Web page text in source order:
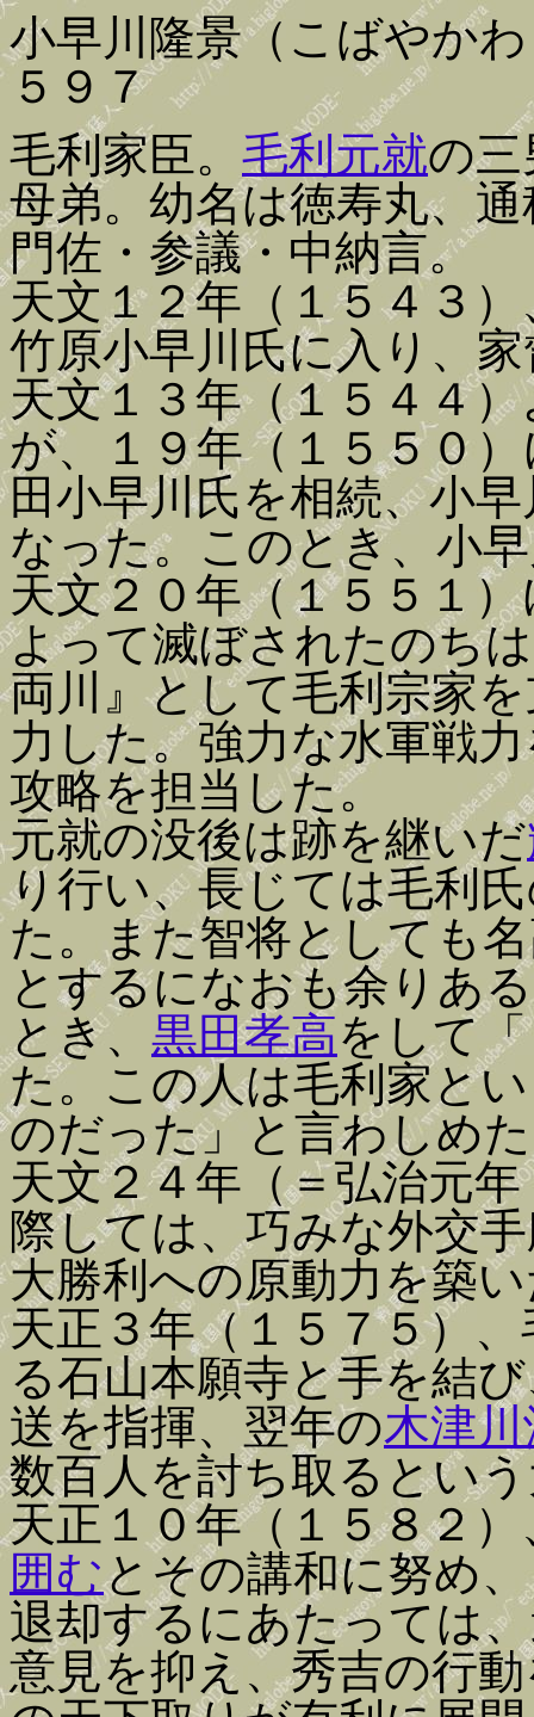
小早川隆景（こばやか
５９７
毛利家臣。 毛利元就の三
母弟。幼名は徳寿丸、
門佐・参議・中納言。
天文１２年（１５４３）
竹原小早川氏に入り、
天文１３年（１５４４
が、１９年（１５５０
田小早川氏を相続、小
なった。このとき、小
天文２０年（１５５１
よって滅ぼされたのち
両川』として毛利宗家
力した。強力な水軍戦
攻略を担当した。
元就の没後は跡を継いだ
り行い、長じては毛利
た。また智将としても
とするになおも余りあ
とき、 黒田孝高をして
た。この人は毛利家と
のだった」と言わしめ
天文２４年（＝弘治元
際しては、巧みな外交
大勝利への原動力を築
天正３年（１５７５）
る石山本願寺と手を結
送を指揮、翌年の木津
数百人を討ち取るとい
天正１０年（１５８２
囲むとその講和に努め
退却するにあたっては
意見を抑え、秀吉の行